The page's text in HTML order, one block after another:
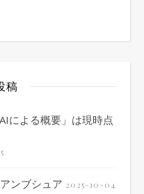
稿
による概要」は現時点
ンブシュア 2025-10-04